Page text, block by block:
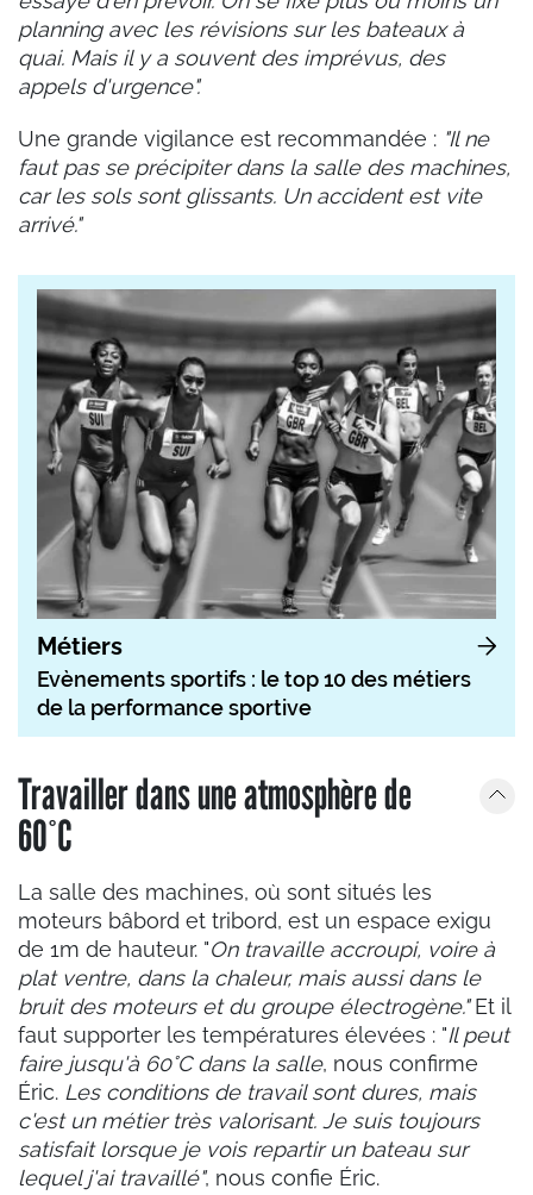
planning avec les révisions sur les bateaux à
quai. Mais il y a souvent des imprévus, des
appels d'urgence".
Une grande vigilance est recommandée : "Il ne
faut pas se précipiter dans la salle des machines,
car les sols sont glissants. Un accident est vite
arrivé."
Métiers
Evènements sportifs : le top 10 des métiers
de la performance sportive
Travailler dans une atmosphère de
60°C
La salle des machines, où sont situés les
moteurs bâbord et tribord, est un espace exigu
de 1m de hauteur. "On travaille accroupi, voire à
plat ventre, dans la chaleur, mais aussi dans le
bruit des moteurs et du groupe électrogène."Et il
faut supporter les températures élevées : "Il peut
faire jusqu'à 60°C dans la salle, nous confirme
Éric. Les conditions de travail sont dures, mais
c'est un métier très valorisant. Je suis toujours
satisfait lorsque je vois repartir unbateau sur
lequel j'ai travaillé", nous confie Éric.